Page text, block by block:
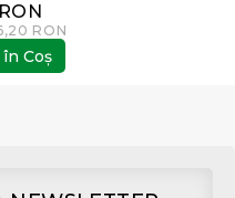
RON
Coş